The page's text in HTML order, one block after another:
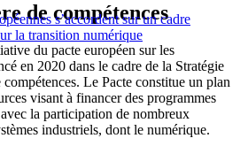
s’accordent sur un cadre
la transition numérique
de compétences
du pacte européen sur les
en 2020 dans le cadre de la Stratégie
Le Pacte constitue un plan
visant à financer des programmes
la participation de nombreux
industriels, dont le numérique.